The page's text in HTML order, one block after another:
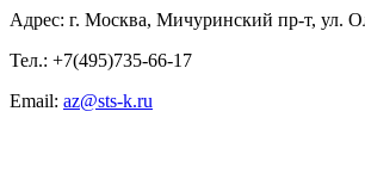
Адрес: г. Москва, Мичуринский пр-т, ул.
Тел.: +7(495)735-66-17
Email: az@sts-k.ru